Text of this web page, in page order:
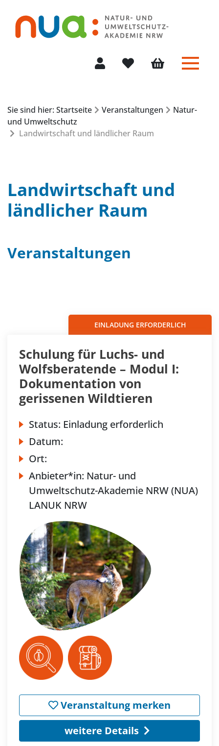
Menü
Sie sind hier: Startseite Veranstaltungen
Natur-
und Umweltschutz
Landwirtschaft und ländlicher Raum
Landwirtschaft und
ländlicher Raum
Veranstaltungen
EINLADUNG ERFORDERLICH
Schulung für Luchs- und
Wolfsberatende – Modul I:
Dokumentation von
gerissenen Wildtieren
Status: Einladung erforderlich
Datum:
Ort:
Anbieter*in: Natur- und
Umweltschutz-Akademie NRW (NUA)
LANUK NRW
Veranstaltung merken
weitere Details